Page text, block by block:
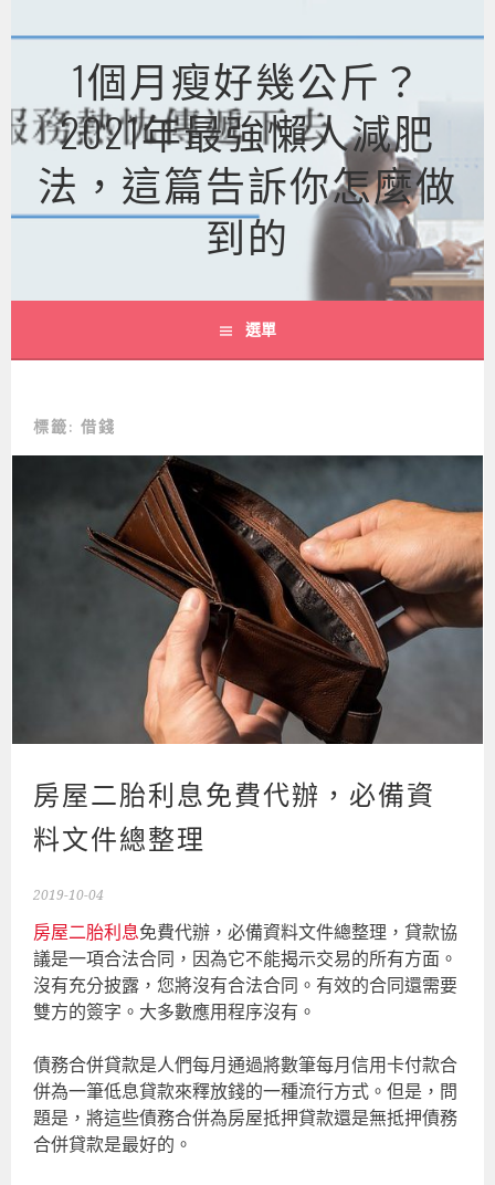
至
內
容
1個月瘦好幾公斤？
2021年最強懶人減肥
法，這篇告訴你怎麼做
到的
選單
標籤:借錢
房屋二胎利息免費代辦，必備資
料文件總整理
2019-10-04
房屋二胎利息免費代辦，必備資料文件總整理，貸款協
議是一項合法合同，因為它不能揭示交易的所有方面。
沒有充分披露，您將沒有合法合同。有效的合同還需要
雙方的簽字。大多數應用程序沒有。
債務合併貸款是人們每月通過將數筆每月信用卡付款合
併為一筆低息貸款來釋放錢的一種流行方式。但是，問
題是，將這些債務合併為房屋抵押貸款還是無抵押債務
合併貸款是最好的。